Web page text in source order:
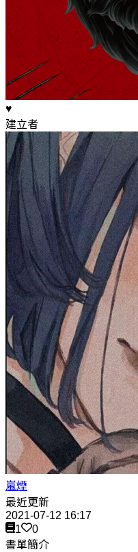
♥️
建立者
嵐煙
最近更新
2021-07-12 16:17
1
0
書單簡介